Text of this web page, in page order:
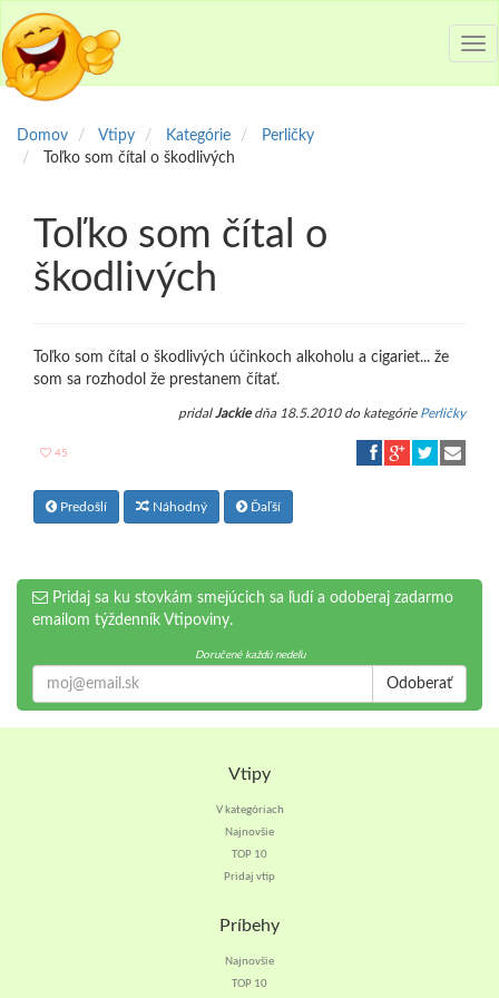
Domov Vtipy Kategórie
Perličky
Toľko som čítal o škodlivých
Toľko som čítal o
škodlivých
Toľko som čítal o škodlivých účinkoch alkoholu a cigariet... že
som sa rozhodol že prestanem čítať.
pridalJackiedňa 18.5.2010 do kategórie Perličky
45
Predošlí Náhodný Ďaľší
Pridaj sa ku stovkám smejúcich sa ľudí a odoberaj zadarmo
emailom týždenník Vtipoviny.
Doručené každú nedeľu
Odoberať
Vtipy
V kategóriach
Najnovšie
TOP 10
Pridaj vtip
Príbehy
Najnovšie
TOP 10